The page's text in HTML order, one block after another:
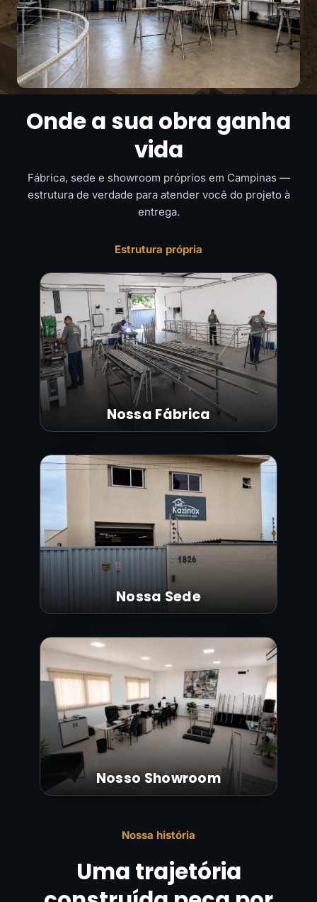
Onde a sua obra ganha
vida
Fábrica, sede e showroom próprios em Campinas —
estrutura de verdade para atender você do projeto à
entrega.
Estrutura própria
Nossa Fábrica
Nossa Sede
Nosso Showroom
Nossa história
Uma trajetória